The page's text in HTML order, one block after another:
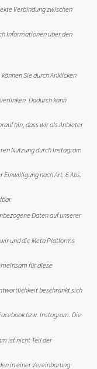
Verbindung zwischen
Informationen über den
Sie durch Anklicken
Dadurch kann
hin, dass wir als Anbieter
Nutzung durch Instagram
nach Art. 6 Abs.
Daten auf unserer
und die Meta Platforms
für diese
beschränkt sich
bzw. Instagram. Die
ist nicht Teil der
in einer Vereinbarung